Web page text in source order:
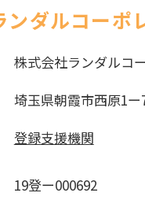
ンダルコーポ
株式会社ランダルコ
埼玉県朝霞市西原1ー
登録支援機関
19登ー000692